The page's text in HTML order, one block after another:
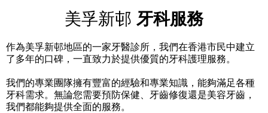
美孚新邨 牙科服務
作為美孚新邨地區的一家牙醫診所，我們在香港市民中建立
了多年的口碑，一直致力於提供優質的牙科護理服務。
我們的專業團隊擁有豐富的經驗和專業知識，能夠滿足各種
牙科需求。無論您需要預防保健、牙齒修復還是美容牙齒，
我們都能夠提供全面的服務。